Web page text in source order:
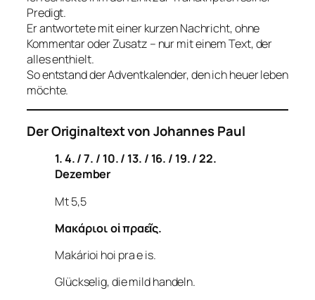
Predigt.
Er antwortete mit einer kurzen Nachricht, ohne
Kommentar oder Zusatz – nur mit einem Text, der
alles enthielt.
So entstand der Adventkalender, den ich heuer leben
möchte.
Der Originaltext von Johannes Paul
1. 4. / 7. / 10. / 13. / 16. / 19. / 22.
Dezember
Mt 5,5
Μακάριοι οἱ πραεῖς.
Makárioi hoi pra e is.
Glückselig, die mild handeln.